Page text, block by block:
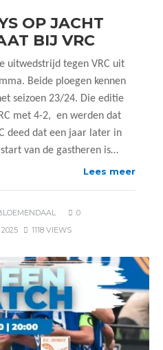
OP JACHT
BIJ VRC
uitwedstrijd tegen VRC uit
Beide ploegen kennen
seizoen 23/24. Die editie
met 4-2, en werden dat
deed dat een jaar later in
van de gastheren is…
Lees meer
0
1118 VIEWS